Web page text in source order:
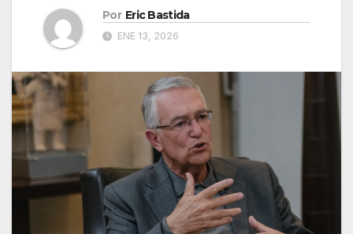
Por Eric Bastida
ENE 13, 2026